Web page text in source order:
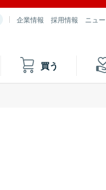
企業情報 採用情報 ニュ
買う